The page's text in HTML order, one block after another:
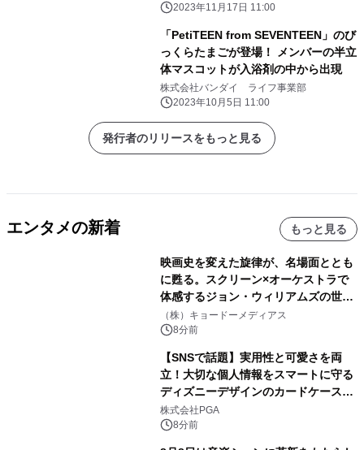
2023年11月17日 11:00
「PetiTEEN from SEVENTEEN」のび
っくらたまごが登場！ メンバーの半立
体マスコットが入浴剤の中から出現
株式会社バンダイ ライフ事業部
2023年10月5日 11:00
発行者のリリースをもっと見る
エンタメの新着 もっと見る
映画史を変えた旋律が、名場面ととも
に甦る。スクリーン×オーケストラで
体感するジョン・ウィリアムズの世
界。ジョン・ウィリアムズ：シネマ・
スペクタキュラー・コンサート 開催決
定！
（株）キョードーメディアス
8分前
【SNSで話題】実用性と可愛さを両
立！大切な個人情報をスマートに守る
ディズニーデザインのカードケースを
株式会社PGAが8月7日発売
株式会社PGA
8分前